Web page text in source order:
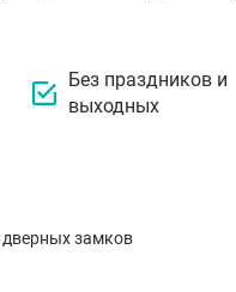
Без праздников и
выходных
замков